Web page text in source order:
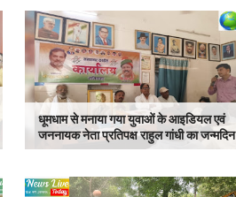
धूमधाम से मनाया गया युवाओं के आइडियल एवं
जननायक नेता प्रतिपक्ष राहुल गांधी का जन्मदिन